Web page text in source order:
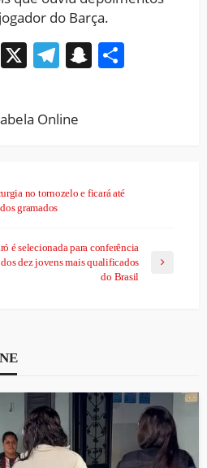
do Barça.
Email
X Telegram
Snapchat
no tornozelo e ficará até
gramados
é selecionada para conferência
dez jovens mais qualificados
do Brasil